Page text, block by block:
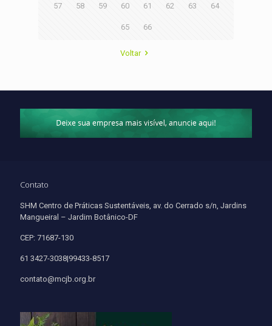
57 58 59 60 61 62 63 64
65 66
Voltar
Contato
SHM Centro de Práticas Sustentáveis, av. do Cerrado s/n, Jardins
Mangueiral – Jardim Botânico-DF
CEP: 71687-130
61 3427-3038|99433-8517
contato@mcjb.org.br